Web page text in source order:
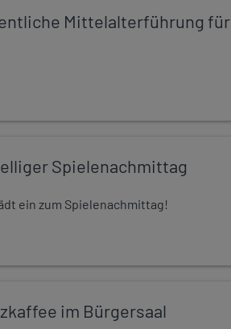
Mittelalterführung für
Spielenachmittag
ein zum Spielenachmittag!
im Bürgersaal